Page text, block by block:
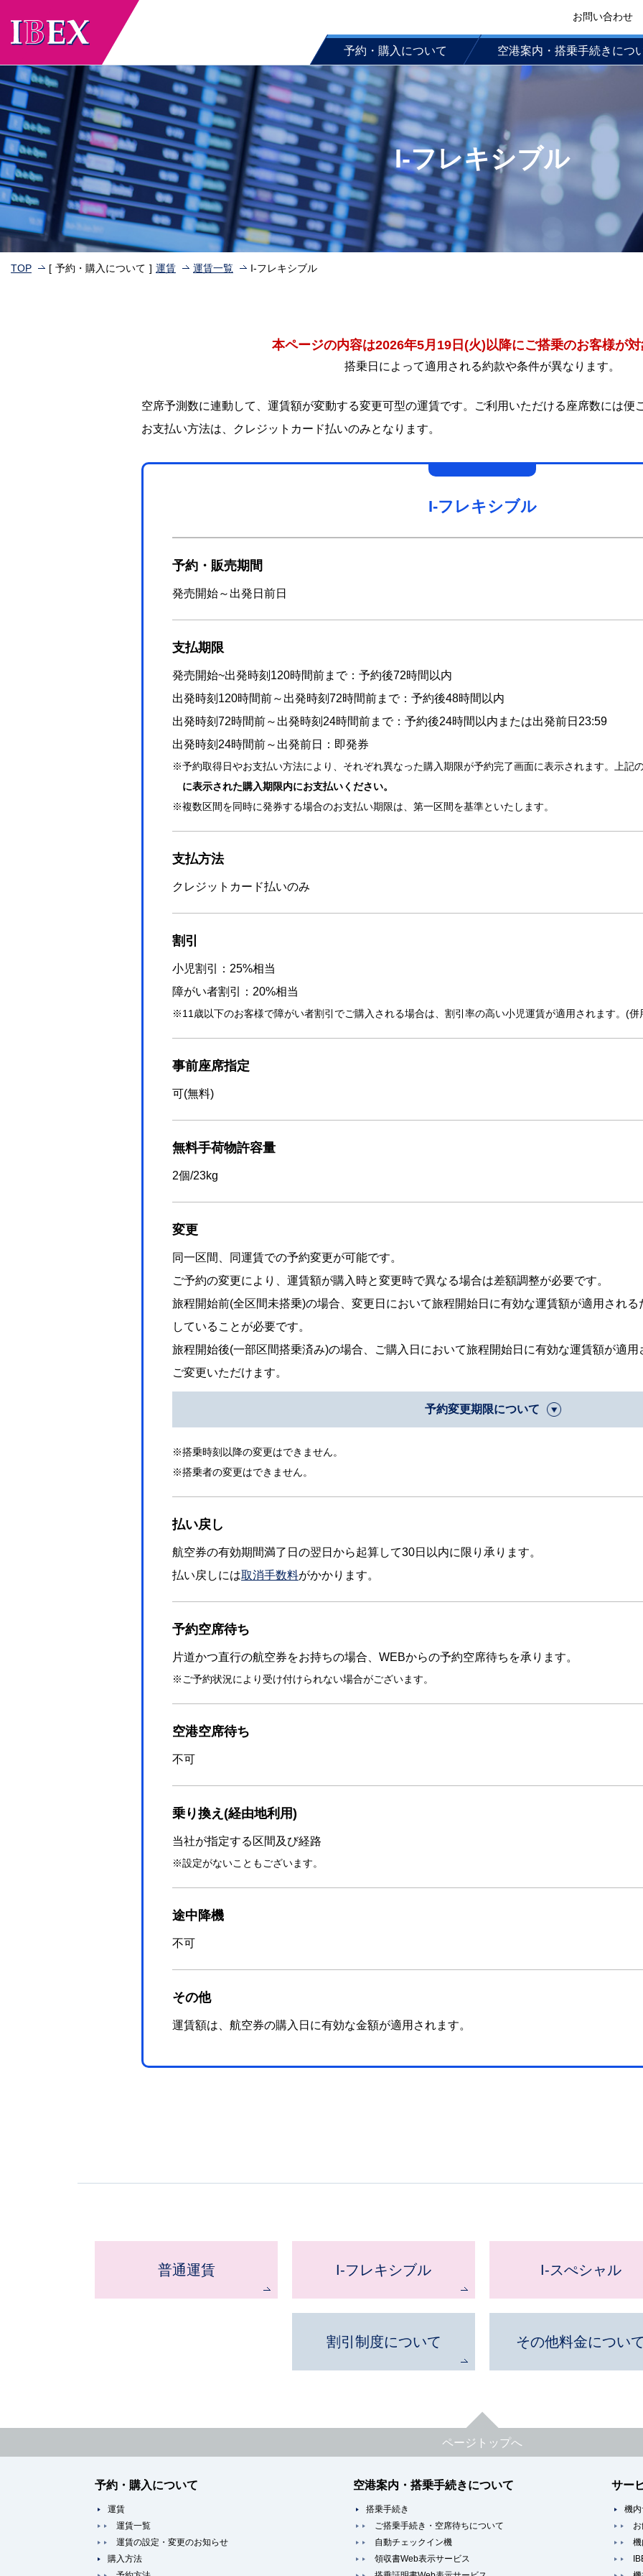
予約・購入について 空港案内・搭乗手続きにつ
お問い合わせ
I-フレキシブル
TOP 予約・購入について 運賃 運賃一覧 I-フレキシブル
本ページの内容は2026年5月19日(火)以降にご搭乗のお客様が対
搭乗日によって適用される約款や条件が異なります。
空席予測数に連動して、運賃額が変動する変更可型の運賃です。ご利用いただける座席数には便
お支払い方法は、クレジットカード払いのみとなります。
I-フレキシブル
予約・販売期間
発売開始～出発日前日
支払期限
発売開始~出発時刻120時間前まで：予約後72時間以内
出発時刻120時間前～出発時刻72時間前まで：予約後48時間以内
出発時刻72時間前～出発時刻24時間前まで：予約後24時間以内または出発前日23:59
出発時刻24時間前～出発前日：即発券
予約取得日やお支払い方法により、それぞれ異なった購入期限が予約完了画面に表示されます。上記
に表示された購入期限内にお支払いください。
複数区間を同時に発券する場合のお支払い期限は、第一区間を基準といたします。
支払方法
クレジットカード払いのみ
割引
小児割引：25%相当
障がい者割引：20%相当
11歳以下のお客様で障がい者割引でご購入される場合は、割引率の高い小児運賃が適用されます。(併
事前座席指定
可(無料)
無料手荷物許容量
2個/23kg
変更
同一区間、同運賃での予約変更が可能です。
ご予約の変更により、運賃額が購入時と変更時で異なる場合は差額調整が必要です。
旅程開始前(全区間未搭乗)の場合、変更日において旅程開始日に有効な運賃額が適用される
していることが必要です。
旅程開始後(一部区間搭乗済み)の場合、ご購入日において旅程開始日に有効な運賃額が適
ご変更いただけます。
予約変更期限について
項目
旅程開始前
(全区間未搭乗)
5/21以降の便をご選択ください。
搭乗日当日
搭乗時刻以降の変更はできません。
搭乗者の変更はできません。
払い戻し
航空券の有効期間満了日の翌日から起算して30日以内に限り承ります。
払い戻しには取消手数料がかかります。
予約空席待ち
片道かつ直行の航空券をお持ちの場合、WEBからの予約空席待ちを承ります。
ご予約状況により受け付けられない場合がございます。
空港空席待ち
不可
乗り換え(経由地利用)
当社が指定する区間及び経路
設定がないこともございます。
途中降機
不可
その他
運賃額は、航空券の購入日に有効な金額が適用されます。
普通運賃 I-フレキシブル I-スぺシャル
割引制度について その他料金について
ページトップへ
予約・購入について
運賃
運賃一覧
運賃の設定・変更のお知らせ
購入方法
空港案内・搭乗手続きについて
搭乗手続き
ご搭乗手続き・空席待ちについて
自動チェックイン機
領収書Web表示サービス
サー
機